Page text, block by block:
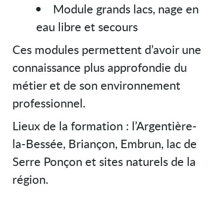
Module grands lacs, nage en
eau libre et secours
Ces modules permettent d’avoir une
connaissance plus approfondie du
métier et de son environnement
professionnel.
Lieux de la formation : l’Argentière-
la-Bessée, Briançon, Embrun, lac de
Serre Ponçon et sites naturels de la
région.